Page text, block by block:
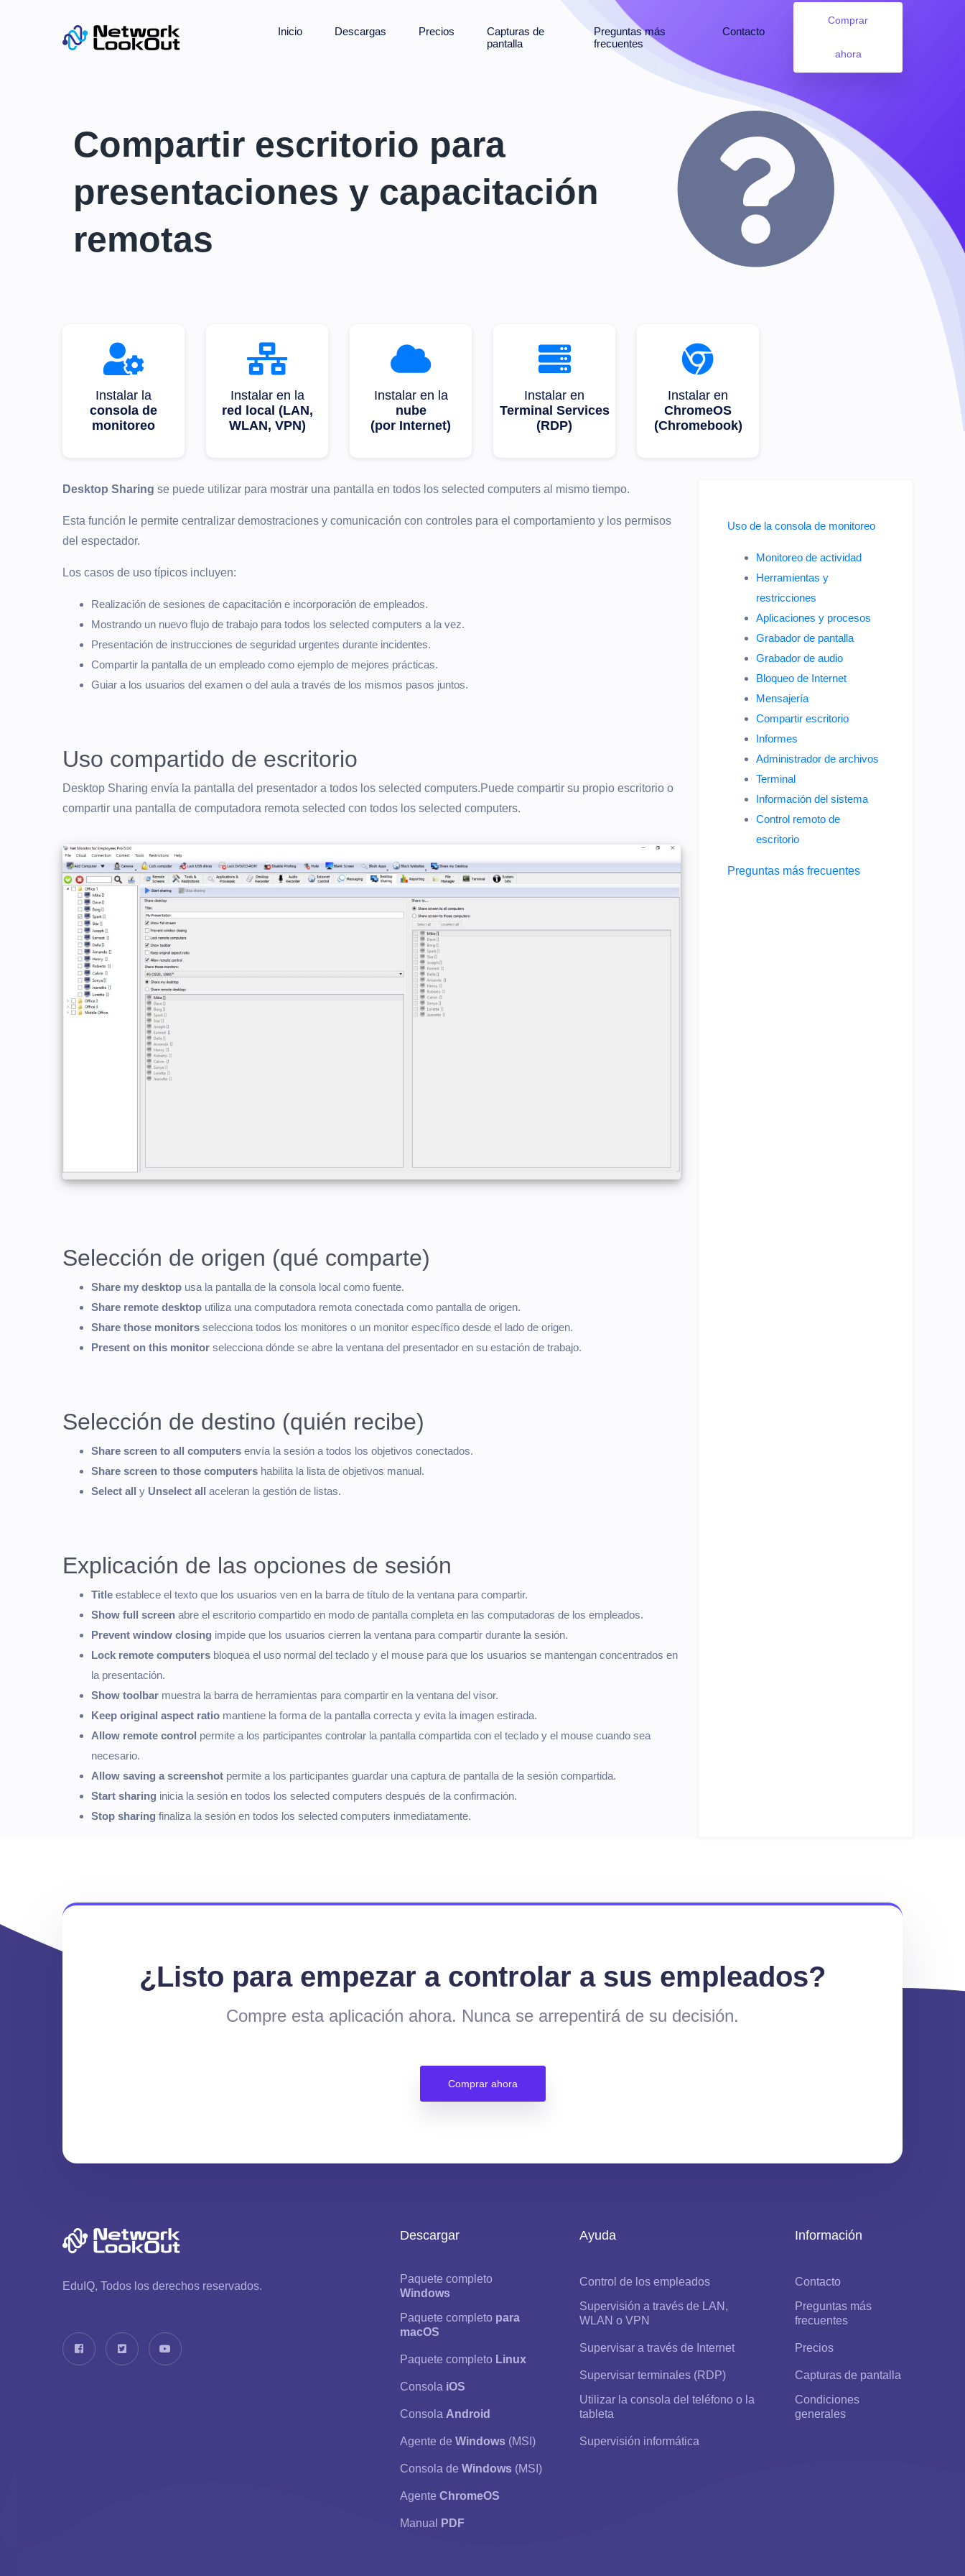
Inicio Descargas Precios
Capturas de
pantalla
Preguntas más
frecuentes
Contacto
Comprar
ahora
Compartir escritorio para
presentaciones y capacitación
remotas
Instalar la
consola de
monitoreo
Instalar en la
red local (LAN,
WLAN, VPN)
Instalar en la
nube
(por Internet)
Instalar en
Terminal Services
(RDP)
Instalar en
ChromeOS
(Chromebook)
Uso de la consola de monitoreo
Monitoreo de actividad
Herramientas y
restricciones
Aplicaciones y procesos
Grabador de pantalla
Grabador de audio
Bloqueo de Internet
Mensajería
Compartir escritorio
Informes
Administrador de archivos
Terminal
Información del sistema
Control remoto de
escritorio
Preguntas más frecuentes
Desktop Sharing se puede utilizar para mostrar una pantalla en todos los selected computers al mismo tiempo.
Esta función le permite centralizar demostraciones y comunicación con controles para el comportamiento y los permisos
del espectador.
Los casos de uso típicos incluyen:
Realización de sesiones de capacitación e incorporación de empleados.
Mostrando un nuevo flujo de trabajo para todos los selected computers a la vez.
Presentación de instrucciones de seguridad urgentes durante incidentes.
Compartir la pantalla de un empleado como ejemplo de mejores prácticas.
Guiar a los usuarios del examen o del aula a través de los mismos pasos juntos.
Uso compartido de escritorio
Desktop Sharing envía la pantalla del presentador a todos los selected computers.Puede compartir su propio escritorio o
compartir una pantalla de computadora remota selected con todos los selected computers.
Selección de origen (qué comparte)
Share my desktop usa la pantalla de la consola local como fuente.
Share remote desktop utiliza una computadora remota conectada como pantalla de origen.
Share those monitors selecciona todos los monitores o un monitor específico desde el lado de origen.
Present on this monitor selecciona dónde se abre la ventana del presentador en su estación de trabajo.
Selección de destino (quién recibe)
Share screen to all computers envía la sesión a todos los objetivos conectados.
Share screen to those computers habilita la lista de objetivos manual.
Select all y Unselect all aceleran la gestión de listas.
Explicación de las opciones de sesión
Title establece el texto que los usuarios ven en la barra de título de la ventana para compartir.
Show full screen abre el escritorio compartido en modo de pantalla completa en las computadoras de los empleados.
Prevent window closing impide que los usuarios cierren la ventana para compartir durante la sesión.
Lock remote computers bloquea el uso normal del teclado y el mouse para que los usuarios se mantengan concentrados en
la presentación.
Show toolbar muestra la barra de herramientas para compartir en la ventana del visor.
Keep original aspect ratio mantiene la forma de la pantalla correcta y evita la imagen estirada.
Allow remote control permite a los participantes controlar la pantalla compartida con el teclado y el mouse cuando sea
necesario.
Allow saving a screenshot permite a los participantes guardar una captura de pantalla de la sesión compartida.
Start sharing inicia la sesión en todos los selected computers después de la confirmación.
Stop sharing finaliza la sesión en todos los selected computers inmediatamente.
¿Listo para empezar a controlar a sus empleados?
Compre esta aplicación ahora. Nunca se arrepentirá de su decisión.
Comprar ahora
EduIQ, Todos los derechos reservados.
Descargar
Paquete completo
Windows
Paquete completo para
macOS
Paquete completo Linux
Consola iOS
Consola Android
Agente de Windows (MSI)
Consola de Windows (MSI)
Agente ChromeOS
Manual PDF
Ayuda
Control de los empleados
Supervisión a través de LAN,
WLAN o VPN
Supervisar a través de Internet
Supervisar terminales (RDP)
Utilizar la consola del teléfono o la
tableta
Supervisión informática
Información
Contacto
Preguntas más
frecuentes
Precios
Capturas de pantalla
Condiciones
generales